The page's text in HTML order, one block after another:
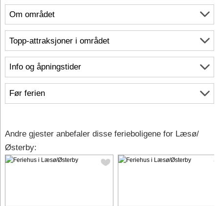
Om området
Info og åpningstider
Før ferien
Topp-attraksjoner i området
Andre gjester anbefaler disse ferieboligene for Læsø/
Østerby: